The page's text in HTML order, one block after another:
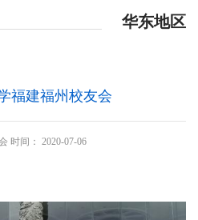
华东地区
福建福州校友会
时间： 2020-07-06